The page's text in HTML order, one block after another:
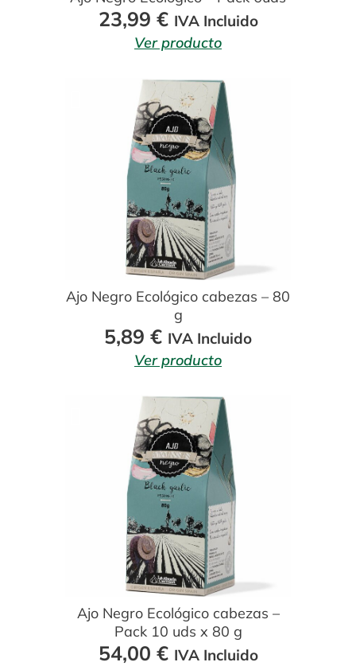
23,99 € IVA Incluido
Ver producto
Ajo Negro Ecológico cabezas – 80
g
5,89 € IVA Incluido
Ver producto
Ajo Negro Ecológico cabezas –
Pack 10 uds x 80 g
54,00 € IVA Incluido